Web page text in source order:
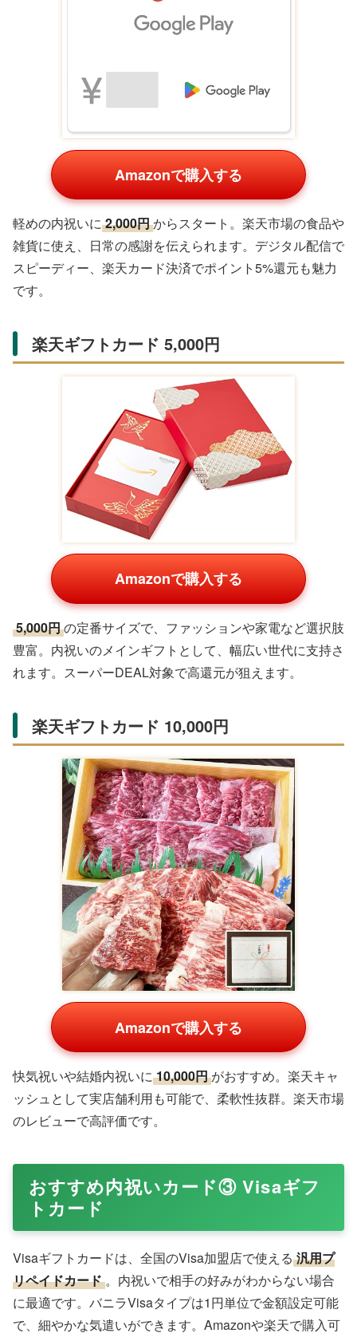
Amazonで購入する
軽めの内祝いに 2,000円からスタート。楽天市場の食品や
雑貨に使え、日常の感謝を伝えられます。デジタル配信で
スピーディー、楽天カード決済でポイント5%還元も魅力
です。
楽天ギフトカード 5,000円
Amazonで購入する
5,000円の定番サイズで、ファッションや家電など選択肢
豊富。内祝いのメインギフトとして、幅広い世代に支持さ
れます。スーパーDEAL対象で高還元が狙えます。
楽天ギフトカード 10,000円
Amazonで購入する
快気祝いや結婚内祝いに 10,000円 がおすすめ。楽天キャ
ッシュとして実店舗利用も可能で、柔軟性抜群。楽天市場
のレビューで高評価です。
おすすめ内祝いカード③ Visaギフ
トカード
Visaギフトカードは、全国のVisa加盟店で使える 汎用プ
リペイドカード 。内祝いで相手の好みがわからない場合
に最適です。バニラVisaタイプは1円単位で金額設定可能
で、細やかな気遣いができます。Amazonや楽天で購入可